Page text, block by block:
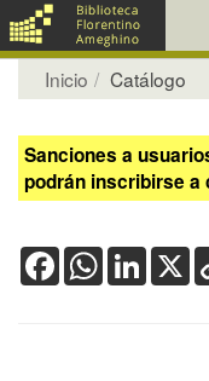
Inicio Catálogo
Sanciones a
podrán inscribirse a
FacebookWhatsAppX